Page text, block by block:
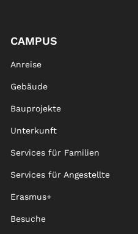
CAMPUS
Anreise
Gebäude
Bauprojekte
Unterkunft
Services für Familien
Services für Angestellte
Erasmus+
Besuche